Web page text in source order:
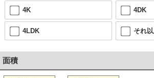
4K 4DK
4LDK それ
面積